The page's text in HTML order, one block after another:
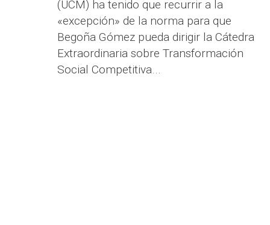
(UCM) ha tenido que recurrir a la
«excepción» de la norma para que
Begoña Gómez pueda dirigir la Cátedra
Extraordinaria sobre Transformación
Social Competitiva...